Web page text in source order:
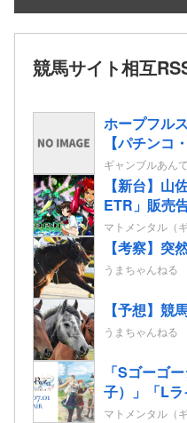
競馬サイト相互
ホープフル
【パチンコ
ギャンブルあん
【新台】山
ETR」販売
世代ゼーガ
マトメンタル（
【考察】突
うまちゃんねる
【予想】競
うまちゃんねる
「Sゴーゴ
子）」「L
子）」が検
マトメンタル（